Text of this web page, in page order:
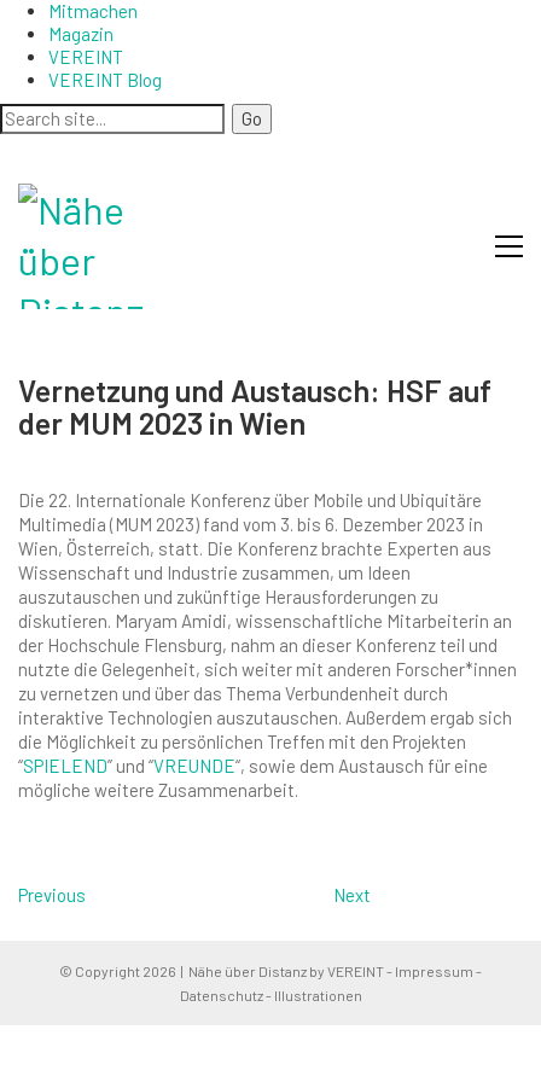
Mitmachen
Magazin
VEREINT
VEREINT Blog
Vernetzung und Austausch: HSF auf
der MUM 2023 in Wien
Die 22. Internationale Konferenz über Mobile und Ubiquitäre
Multimedia (MUM 2023) fand vom 3. bis 6. Dezember 2023 in
Wien, Österreich, statt. Die Konferenz brachte Experten aus
Wissenschaft und Industrie zusammen, um Ideen
auszutauschen und zukünftige Herausforderungen zu
diskutieren. Maryam Amidi, wissenschaftliche Mitarbeiterin an
der Hochschule Flensburg, nahm an dieser Konferenz teil und
nutzte die Gelegenheit, sich weiter mit anderen Forscher*innen
zu vernetzen und über das Thema Verbundenheit durch
interaktive Technologien auszutauschen. Außerdem ergab sich
die Möglichkeit zu persönlichen Treffen mit den Projekten
“SPIELEND” und “VREUNDE“, sowie dem Austausch für eine
mögliche weitere Zusammenarbeit.
Previous Next
© Copyright 2026 | Nähe über Distanz by VEREINT- Impressum -
Datenschutz- Illustrationen